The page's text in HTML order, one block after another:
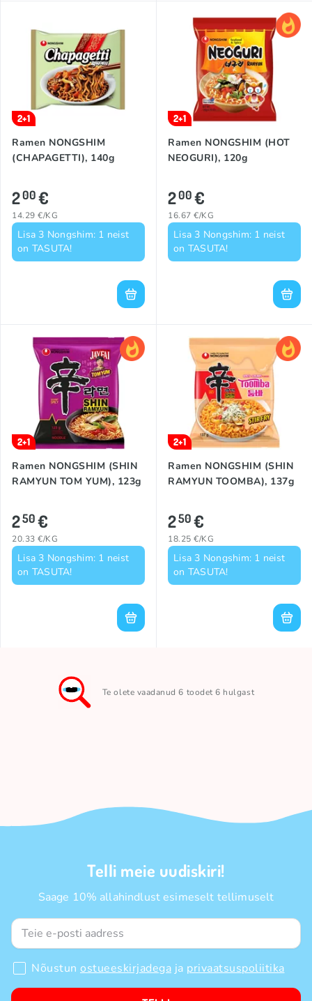
2+1
Lisa 3 Nongshim: 1 neist
on TASUTA!
Ramen NONGSHIM
(CHAPAGETTI), 140g
200€
14.29 €/KG
2+1
Lisa 3 Nongshim: 1 neist
on TASUTA!
Ramen NONGSHIM (HOT
NEOGURI), 120g
200€
16.67 €/KG
2+1
Lisa 3 Nongshim: 1 neist
on TASUTA!
Ramen NONGSHIM (SHIN
RAMYUN TOM YUM), 123g
250€
20.33 €/KG
2+1
Lisa 3 Nongshim: 1 neist
on TASUTA!
Ramen NONGSHIM (SHIN
RAMYUN TOOMBA), 137g
250€
18.25 €/KG
Te olete vaadanud 6 toodet 6 hulgast
Telli meie uudiskiri!
Saage 10% allahindlust esimeselt tellimuselt
Nõustun ostueeskirjadega ja privaatsuspoliitika